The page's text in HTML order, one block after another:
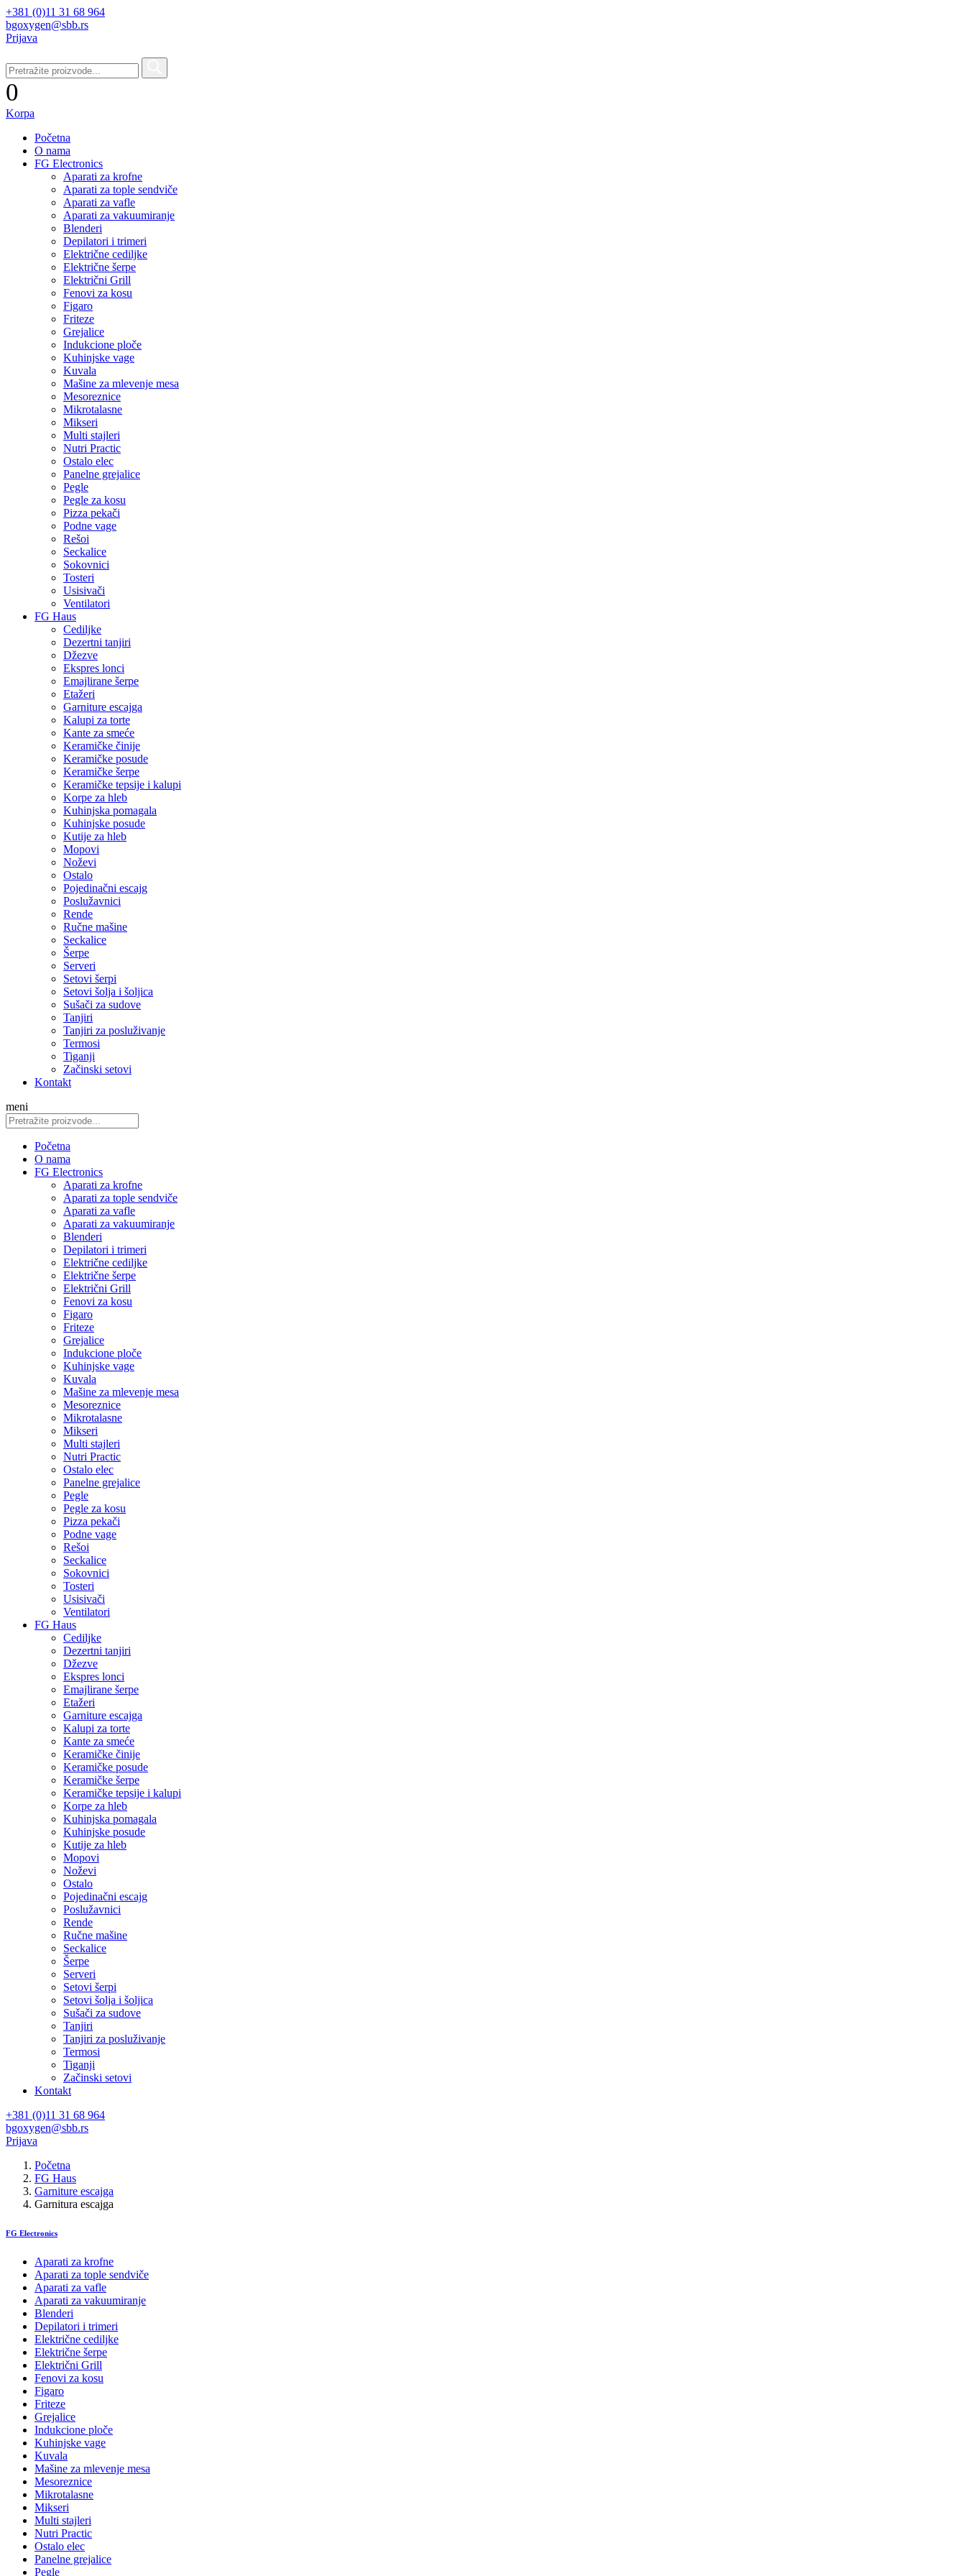
+381 (0)11 31 68 964
bgoxygen@sbb.rs
Prijava
0
Korpa
Početna
O nama
FG Electronics
Aparati za krofne
Aparati za tople sendviče
Aparati za vafle
Aparati za vakuumiranje
Blenderi
Depilatori i trimeri
Električne cediljke
Električne šerpe
Električni Grill
Fenovi za kosu
Figaro
Friteze
Grejalice
Indukcione ploče
Kuhinjske vage
Kuvala
Mašine za mlevenje mesa
Mesoreznice
Mikrotalasne
Mikseri
Multi stajleri
Nutri Practic
Ostalo elec
Panelne grejalice
Pegle
Pegle za kosu
Pizza pekači
Podne vage
Rešoi
Seckalice
Sokovnici
Tosteri
Usisivači
Ventilatori
FG Haus
Cediljke
Dezertni tanjiri
Džezve
Ekspres lonci
Emajlirane šerpe
Etažeri
Garniture escajga
Kalupi za torte
Kante za smeće
Keramičke činije
Keramičke posude
Keramičke šerpe
Keramičke tepsije i kalupi
Korpe za hleb
Kuhinjska pomagala
Kuhinjske posude
Kutije za hleb
Mopovi
Noževi
Ostalo
Pojedinačni escajg
Poslužavnici
Rende
Ručne mašine
Seckalice
Šerpe
Serveri
Setovi šerpi
Setovi šolja i šoljica
Sušači za sudove
Tanjiri
Tanjiri za posluživanje
Termosi
Tiganji
Začinski setovi
Kontakt
meni
Početna
O nama
FG Electronics
Aparati za krofne
Aparati za tople sendviče
Aparati za vafle
Aparati za vakuumiranje
Blenderi
Depilatori i trimeri
Električne cediljke
Električne šerpe
Električni Grill
Fenovi za kosu
Figaro
Friteze
Grejalice
Indukcione ploče
Kuhinjske vage
Kuvala
Mašine za mlevenje mesa
Mesoreznice
Mikrotalasne
Mikseri
Multi stajleri
Nutri Practic
Ostalo elec
Panelne grejalice
Pegle
Pegle za kosu
Pizza pekači
Podne vage
Rešoi
Seckalice
Sokovnici
Tosteri
Usisivači
Ventilatori
FG Haus
Cediljke
Dezertni tanjiri
Džezve
Ekspres lonci
Emajlirane šerpe
Etažeri
Garniture escajga
Kalupi za torte
Kante za smeće
Keramičke činije
Keramičke posude
Keramičke šerpe
Keramičke tepsije i kalupi
Korpe za hleb
Kuhinjska pomagala
Kuhinjske posude
Kutije za hleb
Mopovi
Noževi
Ostalo
Pojedinačni escajg
Poslužavnici
Rende
Ručne mašine
Seckalice
Šerpe
Serveri
Setovi šerpi
Setovi šolja i šoljica
Sušači za sudove
Tanjiri
Tanjiri za posluživanje
Termosi
Tiganji
Začinski setovi
Kontakt
+381 (0)11 31 68 964
bgoxygen@sbb.rs
Prijava
Početna
FG Haus
Garniture escajga
Garnitura escajga
FG Electronics
Aparati za krofne
Aparati za tople sendviče
Aparati za vafle
Aparati za vakuumiranje
Blenderi
Depilatori i trimeri
Električne cediljke
Električne šerpe
Električni Grill
Fenovi za kosu
Figaro
Friteze
Grejalice
Indukcione ploče
Kuhinjske vage
Kuvala
Mašine za mlevenje mesa
Mesoreznice
Mikrotalasne
Mikseri
Multi stajleri
Nutri Practic
Ostalo elec
Panelne grejalice
Pegle